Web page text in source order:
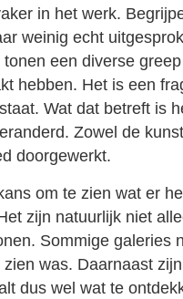
in het werk.
weinig echt
een diverse
hebben. Het is een
Wat dat betreft is
Zowel de
doorgewerkt.
om te zien wat er
zijn natuurlijk niet
Sommige galeries
was. Daarnaast
dus wel wat te